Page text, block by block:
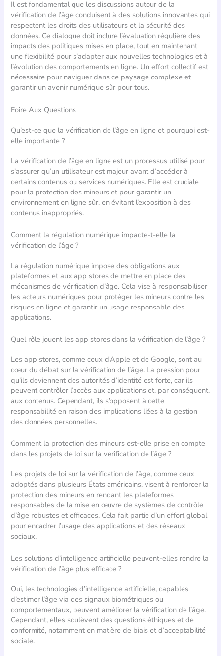
Il est fondamental que les discussions autour de la
vérification de l’âge conduisent à des solutions innovantes qui
respectent les droits des utilisateurs et la sécurité des
données. Ce dialogue doit inclure l’évaluation régulière des
impacts des politiques mises en place, tout en maintenant
une flexibilité pour s’adapter aux nouvelles technologies et à
l’évolution des comportements en ligne. Un effort collectif est
nécessaire pour naviguer dans ce paysage complexe et
garantir un avenir numérique sûr pour tous.
Foire Aux Questions
Qu’est-ce que la vérification de l’âge en ligne et pourquoi est-
elle importante ?
La vérification de l’âge en ligne est un processus utilisé pour
s’assurer qu’un utilisateur est majeur avant d’accéder à
certains contenus ou services numériques. Elle est cruciale
pour la protection des mineurs et pour garantir un
environnement en ligne sûr, en évitant l’exposition à des
contenus inappropriés.
Comment la régulation numérique impacte-t-elle la
vérification de l’âge ?
La régulation numérique impose des obligations aux
plateformes et aux app stores de mettre en place des
mécanismes de vérification d’âge. Cela vise à responsabiliser
les acteurs numériques pour protéger les mineurs contre les
risques en ligne et garantir un usage responsable des
applications.
Quel rôle jouent les app stores dans la vérification de l’âge ?
Les app stores, comme ceux d’Apple et de Google, sont au
cœur du débat sur la vérification de l’âge. La pression pour
qu’ils deviennent des autorités d’identité est forte, car ils
peuvent contrôler l’accès aux applications et, par conséquent,
aux contenus. Cependant, ils s’opposent à cette
responsabilité en raison des implications liées à la gestion
des données personnelles.
Comment la protection des mineurs est-elle prise en compte
dans les projets de loi sur la vérification de l’âge ?
Les projets de loi sur la vérification de l’âge, comme ceux
adoptés dans plusieurs États américains, visent à renforcer la
protection des mineurs en rendant les plateformes
responsables de la mise en œuvre de systèmes de contrôle
d’âge robustes et efficaces. Cela fait partie d’un effort global
pour encadrer l’usage des applications et des réseaux
sociaux.
Les solutions d’intelligence artificielle peuvent-elles rendre la
vérification de l’âge plus efficace ?
Oui, les technologies d’intelligence artificielle, capables
d’estimer l’âge via des signaux biométriques ou
comportementaux, peuvent améliorer la vérification de l’âge.
Cependant, elles soulèvent des questions éthiques et de
conformité, notamment en matière de biais et d’acceptabilité
sociale.